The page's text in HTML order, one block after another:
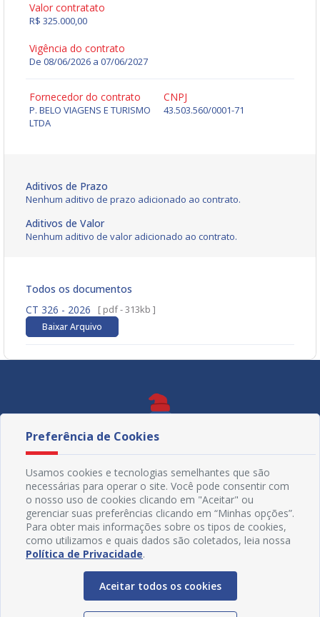
Valor contratato
R$ 325.000,00
Vigência do contrato
De 08/06/2026 a 07/06/2027
Fornecedor do contrato
P. BELO VIAGENS E TURISMO
LTDA
CNPJ
43.503.560/0001-71
Aditivos de Prazo
Nenhum aditivo de prazo adicionado ao contrato.
Aditivos de Valor
Nenhum aditivo de valor adicionado ao contrato.
Todos os documentos
CT 326 - 2026
[ pdf - 313kb ]
Baixar Arquivo
Preferência de Cookies
Usamos cookies e tecnologias semelhantes que são
necessárias para operar o site. Você pode consentir com
o nosso uso de cookies clicando em "Aceitar" ou
gerenciar suas preferências clicando em “Minhas opções”.
Para obter mais informações sobre os tipos de cookies,
como utilizamos e quais dados são coletados, leia nossa
Política de Privacidade.
Aceitar todos os cookies